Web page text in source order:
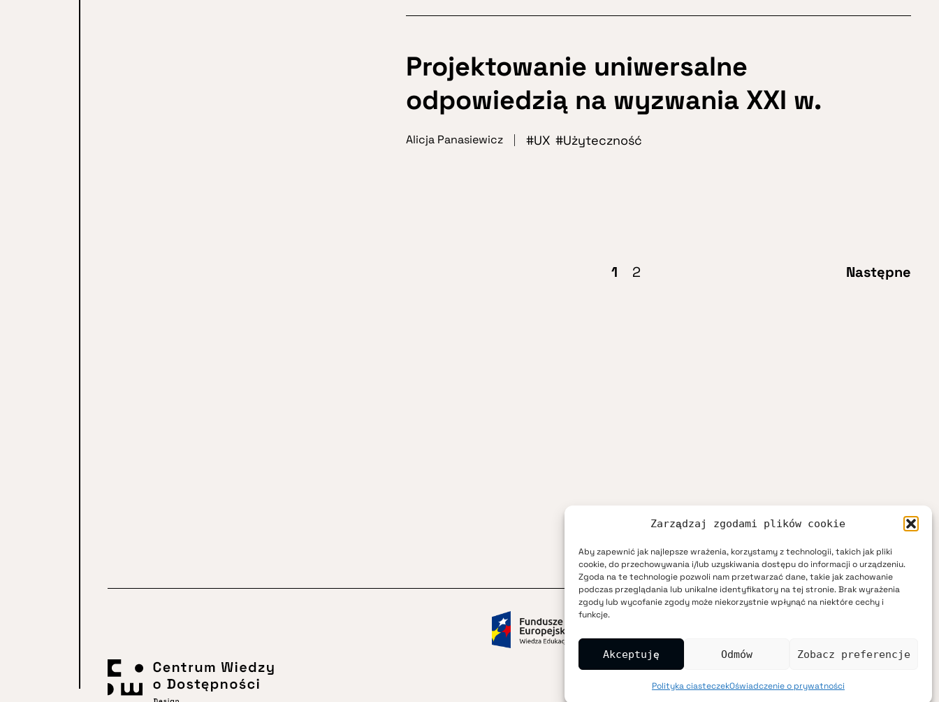
Zarządzaj zgodami plików cookie
Aby zapewnić jak najlepsze wrażenia, korzystamy z technologii, takich jak pliki
cookie, do przechowywania i/lub uzyskiwania dostępu do informacji o urządzeniu.
Zgoda na te technologie pozwoli nam przetwarzać dane, takie jak zachowanie
podczas przeglądania lub unikalne identyfikatory na tej stronie. Brak wyrażenia
zgody lub wycofanie zgody może niekorzystnie wpłynąć na niektóre cechy i
funkcje.
Akceptuję Odmów Zobacz preferencje
Polityka ciasteczekOświadczenie o prywatności
Projektowanie uniwersalne
odpowiedzią na wyzwania XXI w.
Alicja Panasiewicz UX Użyteczność
1 2 Następne